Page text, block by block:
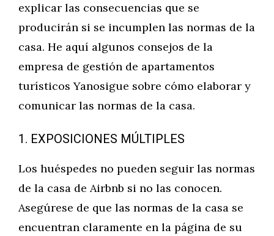
explicar las consecuencias que se
producirán si se incumplen las normas de la
casa. He aquí algunos consejos de la
empresa de gestión de apartamentos
turísticos Yanosigue sobre cómo elaborar y
comunicar las normas de la casa.
1. EXPOSICIONES MÚLTIPLES
Los huéspedes no pueden seguir las normas
de la casa de Airbnb si no las conocen.
Asegúrese de que las normas de la casa se
encuentran claramente en la página de su